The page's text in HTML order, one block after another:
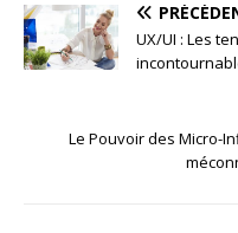
UX/UI : Les
Le Pouvoir des Micro-